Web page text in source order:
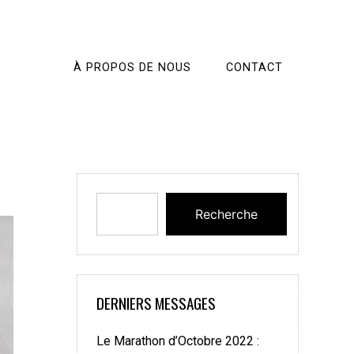
À PROPOS DE NOUS CONTACT
Recherche
DERNIERS MESSAGES
Le Marathon d’Octobre 2022 :